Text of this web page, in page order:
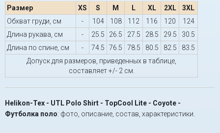
Размер XS S M L XL 2XL
3XL
Обхват груди, см
- 104 108 112 116 120
124
Длина рукава, см
- 25.5 26.5 27.5 28.5 29.5
30.5
Длина по спине, см
- 74.5 76.5 78.5 80.5 82.5
83.5
Допуск для размеров, приведенных в таблице,
составляет +/- 2 см.
Helikon-Tex - UTL Polo Shirt - TopCool Lite - Coyote -
Футболка поло: фото, описание, состав, характеристики.